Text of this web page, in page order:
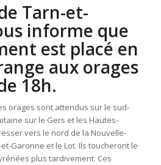
Tarn-et-
informe que
est placé en
aux orages
18h.
orages sont attendus sur le sud-
sur le Gers et les Hautes-
vers le nord de la Nouvelle-
Garonne et le Lot. Ils toucheront le
plus tardivement. Ces